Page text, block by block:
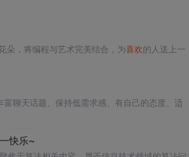
朵，将编程与艺术完美结合，为喜欢的人送上一
聊天话题、保持低需求感、有自己的态度、适
快乐~